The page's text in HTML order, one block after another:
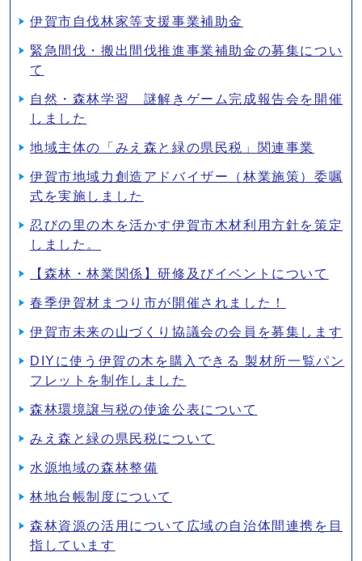
伊賀市自伐林家等支援事業補助金
緊急間伐・搬出間伐推進事業補助金の募集につい
て
自然・森林学習 謎解きゲーム完成報告会を開催
しました
地域主体の「みえ森と緑の県民税」関連事業
伊賀市地域力創造アドバイザー（林業施策）委嘱
式を実施しました
忍びの里の木を活かす伊賀市木材利用方針を策定
しました。
【森林・林業関係】研修及びイベントについて
春季伊賀材まつり市が開催されました！
伊賀市未来の山づくり協議会の会員を募集します
DIYに使う伊賀の木を購入できる 製材所一覧パン
フレットを制作しました
森林環境譲与税の使途公表について
みえ森と緑の県民税について
水源地域の森林整備
林地台帳制度について
森林資源の活用について広域の自治体間連携を目
指しています